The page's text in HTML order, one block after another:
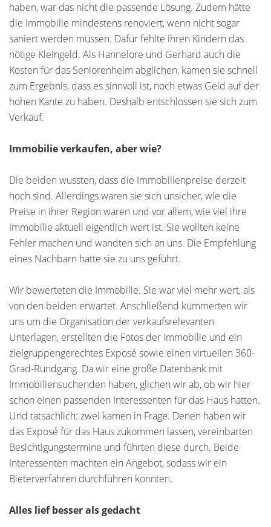
haben, war das nicht die passende Lösung. Zudem hätte
die Immobilie mindestens renoviert, wenn nicht sogar
saniert werden müssen. Dafür fehlte ihren Kindern das
nötige Kleingeld. Als Hannelore und Gerhard auch die
Kosten für das Seniorenheim abglichen, kamen sie schnell
zum Ergebnis, dass es sinnvoll ist, noch etwas Geld auf der
hohen Kante zu haben. Deshalb entschlossen sie sich zum
Verkauf.
Immobilie verkaufen, aber wie?
Die beiden wussten, dass die Immobilienpreise derzeit
hoch sind. Allerdings waren sie sich unsicher, wie die
Preise in ihrer Region waren und vor allem, wie viel ihre
Immobilie aktuell eigentlich wert ist. Sie wollten keine
Fehler machen und wandten sich an uns. Die Empfehlung
eines Nachbarn hatte sie zu uns geführt.
Wir bewerteten die Immobilie. Sie war viel mehr wert, als
von den beiden erwartet. Anschließend kümmerten wir
uns um die Organisation der verkaufsrelevanten
Unterlagen, erstellten die Fotos der Immobilie und ein
zielgruppengerechtes Exposé sowie einen virtuellen 360-
Grad-Rundgang. Da wir eine große Datenbank mit
Immobiliensuchenden haben, glichen wir ab, ob wir hier
schon einen passenden Interessenten für das Haus hatten.
Und tatsächlich: zwei kamen in Frage. Denen haben wir
das Exposé für das Haus zukommen lassen, vereinbarten
Besichtigungstermine und führten diese durch. Beide
Interessenten machten ein Angebot, sodass wir ein
Bieterverfahren durchführen konnten.
Alles lief besser als gedacht